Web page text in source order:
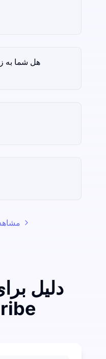
هل شما به